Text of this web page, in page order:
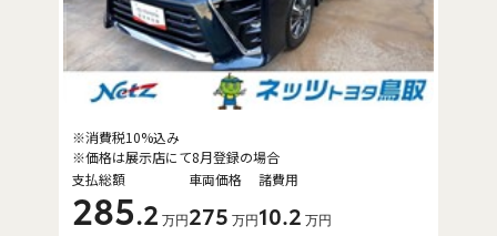
支払総額
285.2 万円
車両価格
275 万円
諸費用
10.2 万円
※消費税10%込み
※価格は展示店にて8月登録の場合